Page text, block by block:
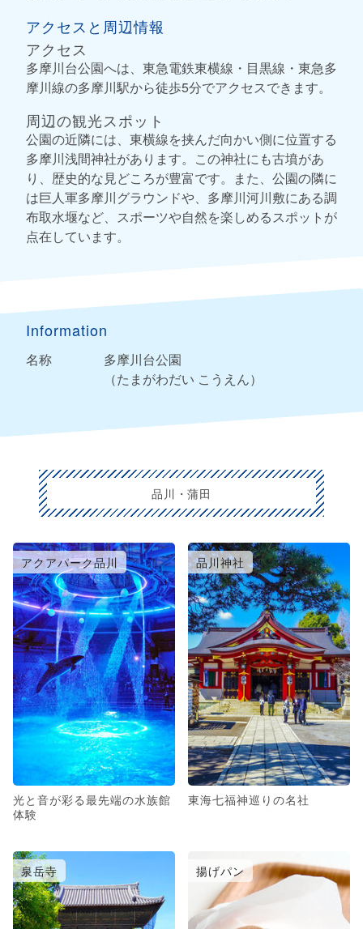
アクセスと周辺情報
アクセス
多摩川台公園へは、東急電鉄東横線・目黒線・東急多
摩川線の多摩川駅から徒歩5分でアクセスできます。
周辺の観光スポット
公園の近隣には、東横線を挟んだ向かい側に位置する
多摩川浅間神社があります。この神社にも古墳があ
り、歴史的な見どころが豊富です。また、公園の隣に
は巨人軍多摩川グラウンドや、多摩川河川敷にある調
布取水堰など、スポーツや自然を楽しめるスポットが
点在しています。
Information
名称
多摩川台公園
（たまがわだい こうえん）
品川・蒲田
アクアパーク品川
光と音が彩る最先端の水族館
体験
品川神社
東海七福神巡りの名社
泉岳寺 揚げパン